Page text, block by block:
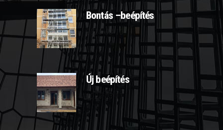
Bontás –beépítés
2025-03-10
Új beépítés
2025-03-11